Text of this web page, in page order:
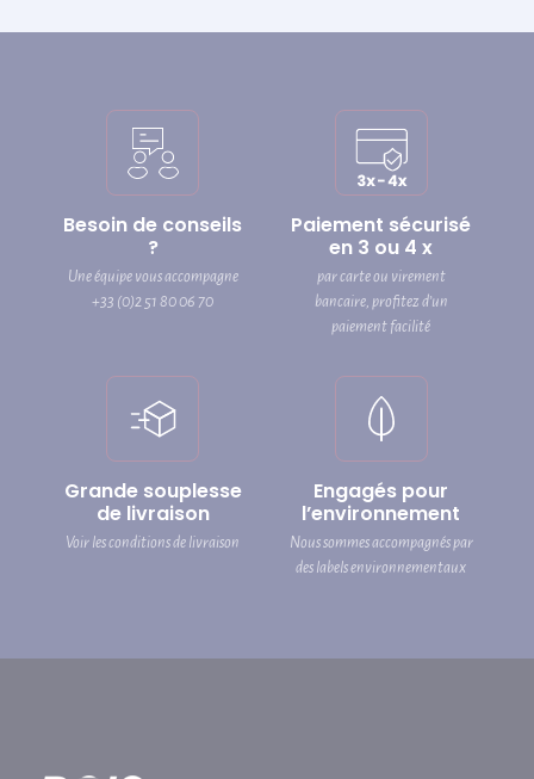
Besoin de conseils
?
Une équipe vous accompagne
+33 (0)2 51 80 06 70
Paiement sécurisé
en 3 ou 4 x
par carte ou virement
bancaire, profitez d’un
paiement facilité
Grande souplesse
de livraison
Voir les conditions de livraison
Engagés pour
l’environnement
Nous sommes accompagnés par
des labels environnementaux